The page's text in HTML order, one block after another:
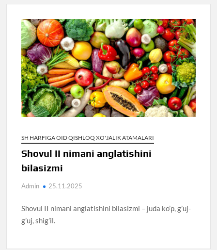
SH HARFIGA OID QISHLOQ XO'JALIK ATAMALARI
Shovul II nimani anglatishini
bilasizmi
Admin 25.11.2025
Shovul II nimani anglatishini bilasizmi – juda ko’p, g’uj-
g’uj, shig’il.